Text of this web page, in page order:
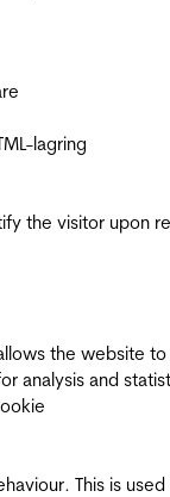
lagring
the visitor upon
the website to
analysis and
This is